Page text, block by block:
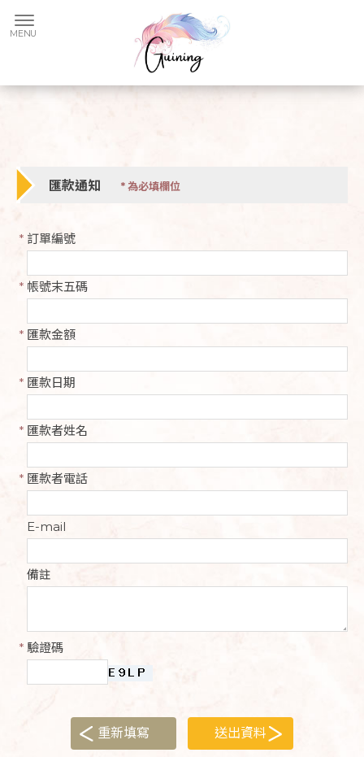
匯款通知 *為必填欄位
* 訂單編號
* 帳號末五碼
* 匯款金額
* 匯款日期
* 匯款者姓名
* 匯款者電話
E-mail
備註
* 驗證碼